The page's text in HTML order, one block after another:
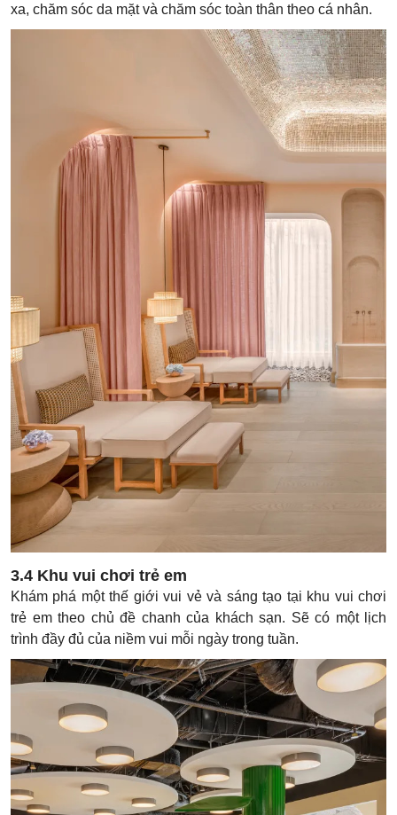
xa, chăm sóc da mặt và chăm sóc toàn thân theo cá nhân.
3.4 Khu vui chơi trẻ em
Khám phá một thế giới vui vẻ và sáng tạo tại khu vui chơi
trẻ em theo chủ đề chanh của khách sạn. Sẽ có một lịch
trình đầy đủ của niềm vui mỗi ngày trong tuần.